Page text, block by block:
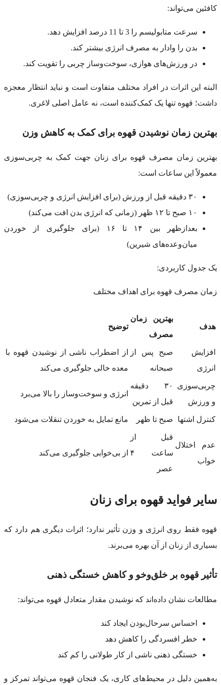
کافئین می‌تواند:
سرعت متابولیسم را 3 تا 11 درصد افزایش دهد.
بدن را وادار به مصرف انرژی بیشتر کند.
در ورزش‌های هوازی، سوخت‌وساز چربی را تقویت کند.
البته این اثرات در افراد مختلف متفاوت است و نباید انتظار معجزه
داشت؛ قهوه تنها یک کمک‌کننده است، نه عامل اصلی لاغری.
بهترین زمان نوشیدن قهوه برای کمک به کاهش وزن
بهترین زمان مصرف قهوه برای زنان جهت کمک به چربی‌سوزی
معمولاً این ساعات است:
۳۰ دقیقه قبل از ورزش (برای افزایش انرژی و چربی‌سوزی)
۱۰ صبح تا ۱۲ ظهر (زمانی که انرژی بدن افت می‌کند)
بعدازظهر بین ۱۴ تا ۱۶ (برای جلوگیری از خوردن
میان‌وعده‌های شیرین)
یک جدول کاربردی:
زمان مصرف قهوه برای اهداف مختلف
هدف
بهترین زمان
مصرف
توضیح
افزایش
انرژی
صبح پس از
صبحانه
از اضطراب ناشی از نوشیدن قهوه با
معده خالی جلوگیری می‌کند
چربی‌سوزی
و ورزش
۳۰ دقیقه
قبل از تمرین
انرژی و سوخت‌وساز را بالا می‌برد
کنترل اشتها صبح تا ظهر مانع تمایل به خوردن تنقلات می‌شود
عدم اختلال
خواب
قبل از
ساعت ۴
عصر
از بی‌خوابی جلوگیری می‌کند
سایر فواید قهوه برای زنان
قهوه فقط روی انرژی و وزن تأثیر ندارد؛ اثرات دیگری هم دارد که
بسیاری از زنان از آن بهره می‌برند.
تأثیر قهوه بر خلق‌وخو و کاهش خستگی ذهنی
مطالعات نشان داده‌اند که نوشیدن مقدار متعادل قهوه می‌تواند:
احساس سرحال‌بودن ایجاد کند
خطر افسردگی را کاهش دهد
خستگی ذهنی ناشی از کار طولانی را کم کند
به‌همین دلیل در محیط‌های کاری، یک فنجان قهوه می‌تواند تمرکز و